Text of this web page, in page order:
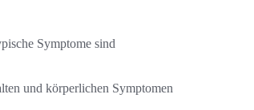
Symptome sind
und körperlichen Symptomen